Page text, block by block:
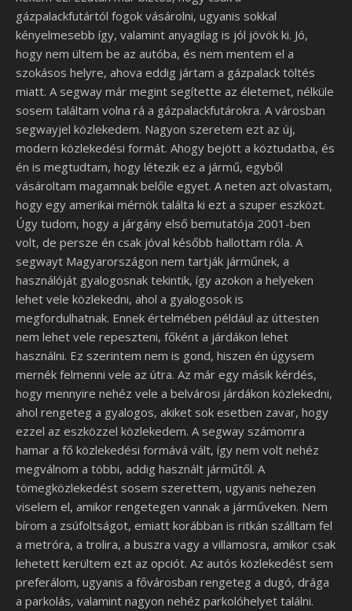
gázpalackfutártól fogok vásárolni, ugyanis sokkal
kényelmesebb így, valamint anyagilag is jól jövök ki. Jó,
hogy nem ültem be az autóba, és nem mentem el a
szokásos helyre, ahova eddig jártam a gázpalack töltés
miatt. A segway már megint segítette az életemet, nélküle
sosem találtam volna rá a gázpalackfutárokra. A városban
segwayjel közlekedem. Nagyon szeretem ezt az új,
modern közlekedési formát. Ahogy bejött a köztudatba, és
én is megtudtam, hogy létezik ez a jármű, egyből
vásároltam magamnak belőle egyet. A neten azt olvastam,
hogy egy amerikai mérnök találta ki ezt a szuper eszközt.
Úgy tudom, hogy a járgány első bemutatója 2001-ben
volt, de persze én csak jóval később hallottam róla. A
segwayt Magyarországon nem tartják járműnek, a
használóját gyalogosnak tekintik, így azokon a helyeken
lehet vele közlekedni, ahol a gyalogosok is
megfordulhatnak. Ennek értelmében például az úttesten
nem lehet vele repeszteni, főként a járdákon lehet
használni. Ez szerintem nem is gond, hiszen én úgysem
mernék felmenni vele az útra. Az már egy másik kérdés,
hogy mennyire nehéz vele a belvárosi járdákon közlekedni,
ahol rengeteg a gyalogos, akiket sok esetben zavar, hogy
ezzel az eszközzel közlekedem. A segway számomra
hamar a fő közlekedési formává vált, így nem volt nehéz
megválnom a többi, addig használt járműtől. A
tömegközlekedést sosem szerettem, ugyanis nehezen
viselem el, amikor rengetegen vannak a járműveken. Nem
bírom a zsúfoltságot, emiatt korábban is ritkán szálltam fel
a metróra, a trolira, a buszra vagy a villamosra, amikor csak
lehetett kerültem ezt az opciót. Az autós közlekedést sem
preferálom, ugyanis a fővárosban rengeteg a dugó, drága
a parkolás, valamint nagyon nehéz parkolóhelyet találni.